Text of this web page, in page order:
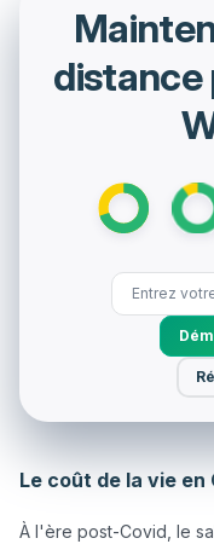
distance
Le coût de la vie
À l'ère post-Covid, le